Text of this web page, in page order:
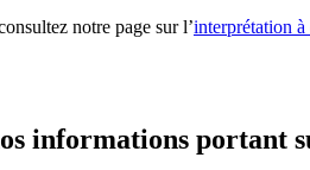
notre page sur l’interprétation à
informations portant